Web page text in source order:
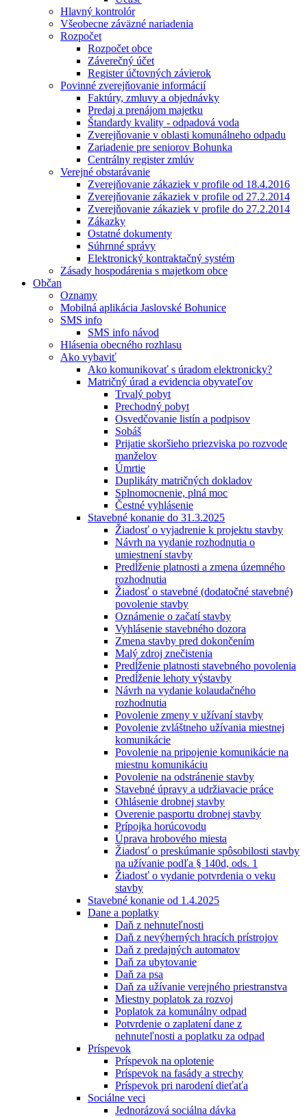
Hlavný kontrolór
Všeobecne záväzné nariadenia
Rozpočet
Rozpočet obce
Záverečný účet
Register účtovných závierok
Povinné zverejňovanie informácií
Faktúry, zmluvy a objednávky
Predaj a prenájom majetku
Štandardy kvality - odpadová voda
Zverejňovanie v oblasti komunálneho odpadu
Zariadenie pre seniorov Bohunka
Centrálny register zmlúv
Verejné obstarávanie
Zverejňovanie zákaziek v profile od 18.4.2016
Zverejňovanie zákaziek v profile od 27.2.2014
Zverejňovanie zákaziek v profile do 27.2.2014
Zákazky
Ostatné dokumenty
Súhrnné správy
Elektronický kontraktačný systém
Zásady hospodárenia s majetkom obce
Občan
Oznamy
Mobilná aplikácia Jaslovské Bohunice
SMS info
SMS info návod
Hlásenia obecného rozhlasu
Ako vybaviť
Ako komunikovať s úradom elektronicky?
Matričný úrad a evidencia obyvateľov
Trvalý pobyt
Prechodný pobyt
Osvedčovanie listín a podpisov
Sobáš
Prijatie skoršieho priezviska po rozvode
manželov
Úmrtie
Duplikáty matričných dokladov
Splnomocnenie, plná moc
Čestné vyhlásenie
Stavebné konanie do 31.3.2025
Žiadosť o vyjadrenie k projektu stavby
Návrh na vydanie rozhodnutia o
umiestnení stavby
Predĺženie platnosti a zmena územného
rozhodnutia
Žiadosť o stavebné (dodatočné stavebné)
povolenie stavby
Oznámenie o začatí stavby
Vyhlásenie stavebného dozora
Zmena stavby pred dokončením
Malý zdroj znečistenia
Predĺženie platnosti stavebného povolenia
Predĺženie lehoty výstavby
Návrh na vydanie kolaudačného
rozhodnutia
Povolenie zmeny v užívaní stavby
Povolenie zvláštneho užívania miestnej
komunikácie
Povolenie na pripojenie komunikácie na
miestnu komunikáciu
Povolenie na odstránenie stavby
Stavebné úpravy a udržiavacie práce
Ohlásenie drobnej stavby
Overenie pasportu drobnej stavby
Prípojka horúcovodu
Úprava hrobového miesta
Žiadosť o preskúmanie spôsobilosti stavby
na užívanie podľa § 140d, ods. 1
Žiadosť o vydanie potvrdenia o veku
stavby
Stavebné konanie od 1.4.2025
Dane a poplatky
Daň z nehnuteľnosti
Daň z nevýherných hracích prístrojov
Daň z predajných automatov
Daň za ubytovanie
Daň za psa
Daň za užívanie verejného priestranstva
Miestny poplatok za rozvoj
Poplatok za komunálny odpad
Potvrdenie o zaplatení dane z
nehnuteľnosti a poplatku za odpad
Príspevok
Príspevok na oplotenie
Príspevok na fasády a strechy
Príspevok pri narodení dieťaťa
Sociálne veci
Jednorázová sociálna dávka